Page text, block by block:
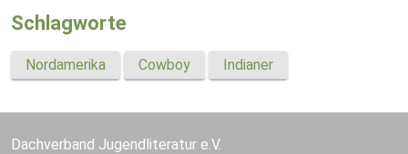
Schlagworte
Nordamerika Cowboy Indianer
Dachverband Jugendliteratur e.V.